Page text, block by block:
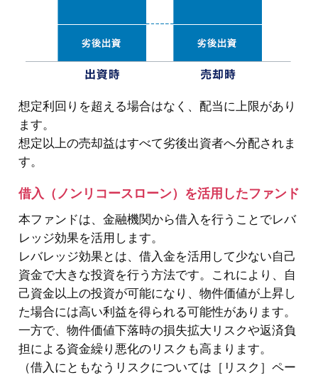
想定利回りを超える場合はなく、配当に上限があり
ます。
想定以上の売却益はすべて劣後出資者へ分配されま
す。
借入（ノンリコースローン）を活用したファンド
本ファンドは、金融機関から借入を行うことでレバ
レッジ効果を活用します。
レバレッジ効果とは、借入金を活用して少ない自己
資金で大きな投資を行う方法です。これにより、自
己資金以上の投資が可能になり、物件価値が上昇し
た場合には高い利益を得られる可能性があります。
一方で、物件価値下落時の損失拡大リスクや返済負
担による資金繰り悪化のリスクも高まります。
（借入にともなうリスクについては［リスク］ペー